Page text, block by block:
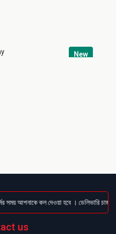
New
সময় আপনাকে কল দেওয়া হবে । ডেলিভারি
us